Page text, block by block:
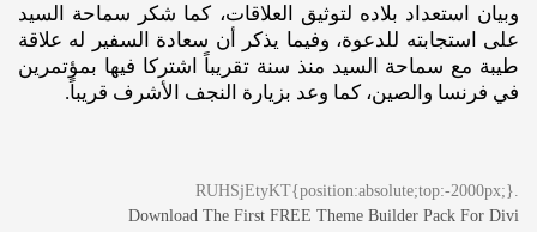
وبيان استعداد بلاده لتوثيق العلاقات، كما شكر سماحة السيد
على استجابته للدعوة، وفيما يذكر أن سعادة السفير له علاقة
طيبة مع سماحة السيد منذ سنة تقريباً اشتركا فيها بمؤتمرين
في فرنسا والصين، كما وعد بزيارة النجف الأشرف قريباً.
Download The First FREE Theme Builder Pack For Divi